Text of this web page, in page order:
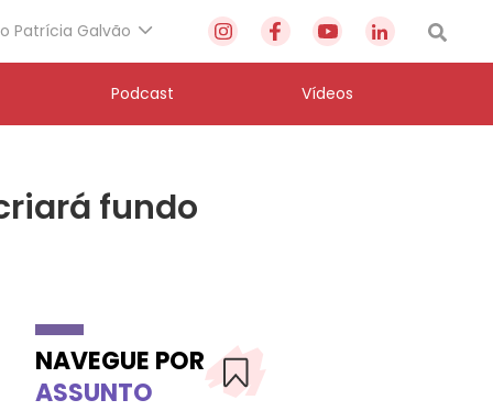
Patrícia Galvão
Podcast Vídeos
fundo
NAVEGUE POR
ASSUNTO